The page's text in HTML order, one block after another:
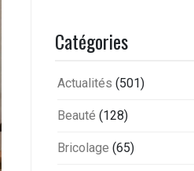
Catégories
Actualités (501)
Beauté (128)
Bricolage (65)